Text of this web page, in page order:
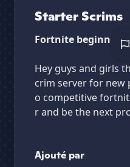
Starter Scrims
Fortnite beginner
Hey guys and girls
crim server for new
o competitive
r and be the next
Ajouté par